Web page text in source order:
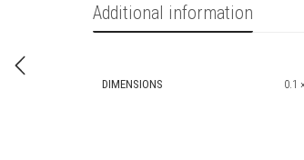
Additional information
DIMENSIONS 0.1